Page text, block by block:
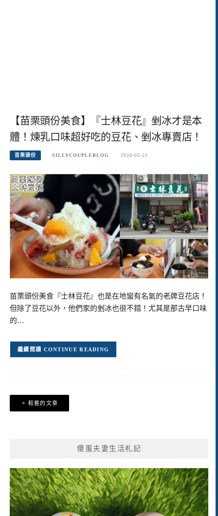
【苗栗頭份美食】『士林豆花』剉冰才是本
體！煉乳口味超好吃的豆花、剉冰專賣店！
苗栗頭份 SILLYCOUPLEBLOG 2026-05-21
苗栗頭份美食『士林豆花』也是在地蠻有名氣的老牌豆花店！
但除了豆花以外，他們家的剉冰也很不錯！尤其是那古早口味
的…
CONTINUE READING
文
章
較舊的文章
傻蛋夫妻生活札記